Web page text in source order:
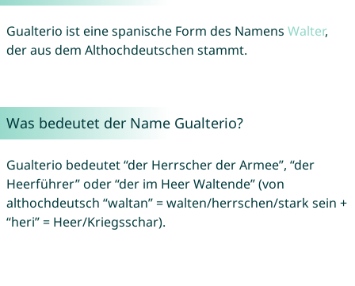
Gualterio ist eine spanische Form des Namens Walter,
der aus dem Althochdeutschen stammt.
Was bedeutet der Name Gualterio?
Gualterio bedeutet “der Herrscher der Armee”, “der
Heerführer” oder “der im Heer Waltende” (von
althochdeutsch “waltan” = walten/herrschen/stark sein +
“heri” = Heer/Kriegsschar).